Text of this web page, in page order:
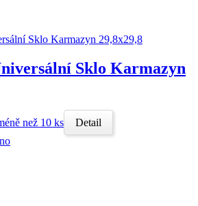
Sklo Karmazyn
než 10 ks
Detail